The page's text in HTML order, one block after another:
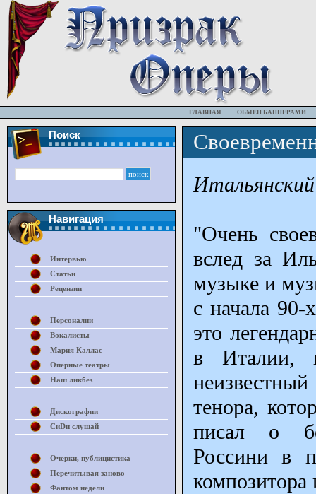
ГЛАВНАЯ ОБМЕН БАННЕРАМИ
"Очень
вслед за
музыке и
с начала
это
в Италии,
тенора,
писал о
Россини в
композитора
Поиск
Навигация
Интервью
Статьи
Рецензии
Персоналии
Вокалисты
Мария Каллас
Оперные театры
Наш ликбез
Дискографии
СиDи слушай
Очерки, публицистика
Перечитывая заново
Фантом недели